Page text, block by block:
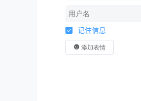
记住信息
添加表情